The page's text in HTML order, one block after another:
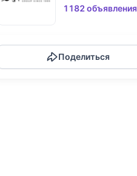
1182 объявления
Поделиться